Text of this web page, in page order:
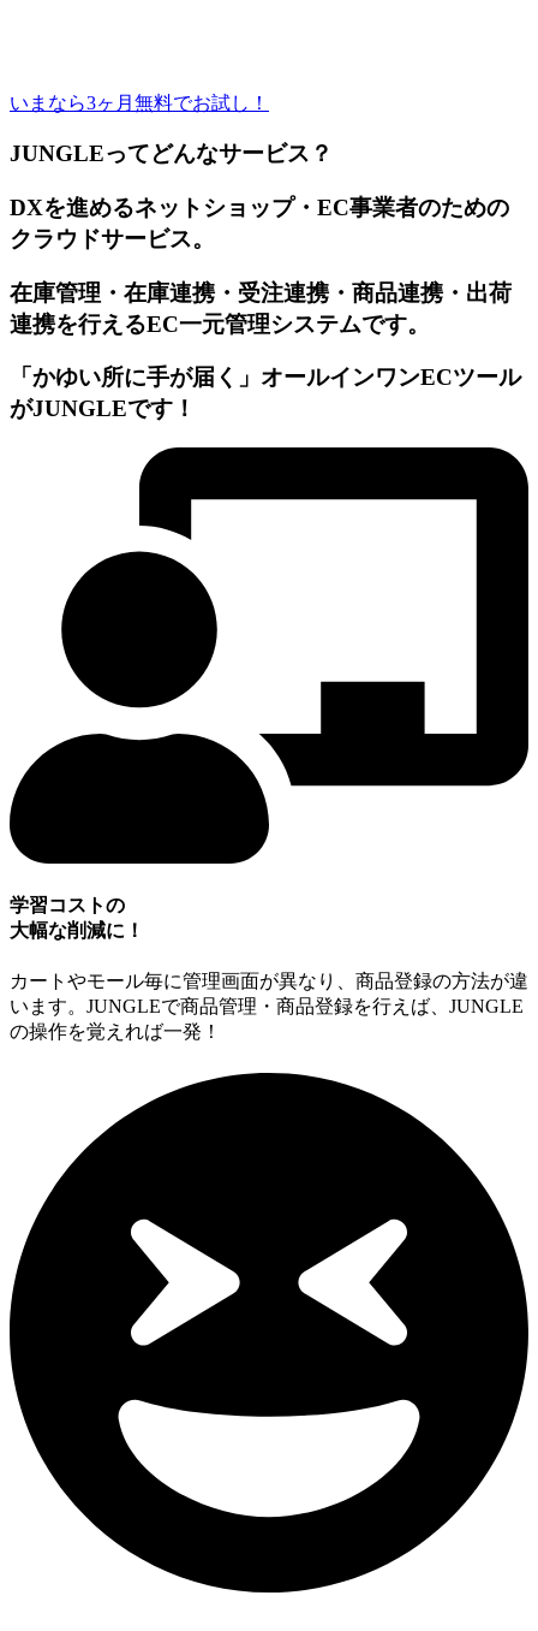
いまなら3ヶ月無料でお試し！
JUNGLEってどんなサービス？
DXを進めるネットショップ・EC事業者のための
クラウドサービス。
在庫管理・在庫連携・受注連携・商品連携・出荷
連携を⾏えるEC⼀元管理システムです。
「かゆい所に⼿が届く」オールインワンECツール
がJUNGLEです！
学習コストの
大幅な削減に！
カートやモール毎に管理画面が異なり、商品登録の方法が違
います。JUNGLEで商品管理・商品登録を行えば、JUNGLE
の操作を覚えれば一発！